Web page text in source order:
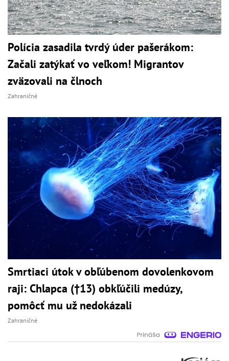
Polícia zasadila tvrdý úder pašerákom:
Začali zatýkať vo veľkom! Migrantov
zväzovali na člnoch
Zahraničné
Smrtiaci útok v obľúbenom dovolenkovom
raji: Chlapca (†13) obkľúčili medúzy,
pomôcť mu už nedokázali
Zahraničné